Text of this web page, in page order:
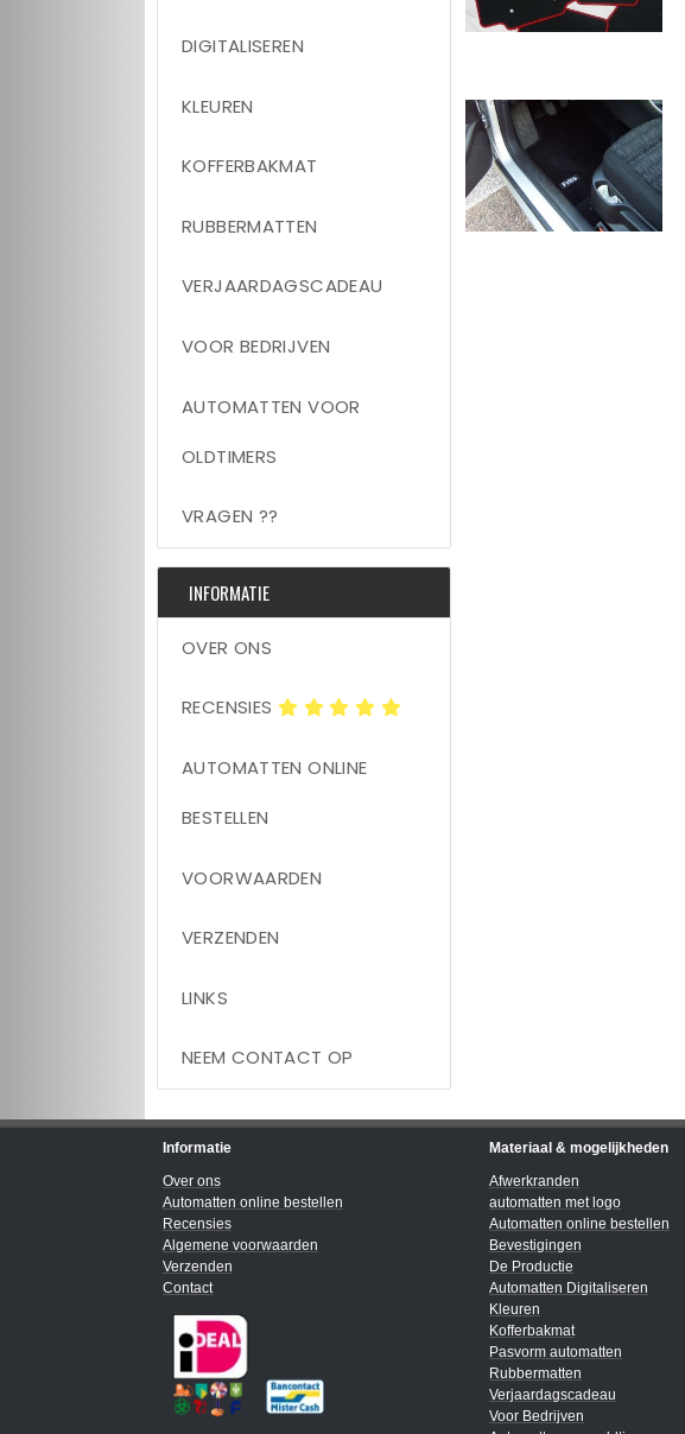
DIGITALISEREN
KLEUREN
KOFFERBAKMAT
RUBBERMATTEN
VERJAARDAGSCADEAU
VOOR BEDRIJVEN
AUTOMATTEN VOOR
OLDTIMERS
VRAGEN ??
INFORMATIE
OVER ONS
RECENSIES
AUTOMATTEN ONLINE
BESTELLEN
VOORWAARDEN
VERZENDEN
LINKS
NEEM CONTACT OP
Informatie
Over ons
Automatten online bestellen
Recensies
Algemene voorwaarden
Verzenden
Contact
Materiaal & mogelijkheden
Afwerkranden
automatten met logo
Automatten online bestellen
Bevestigingen
De Productie
Automatten Digitaliseren
Kleuren
Kofferbakmat
Pasvorm automatten
Rubbermatten
Verjaardagscadeau
Voor Bedrijven